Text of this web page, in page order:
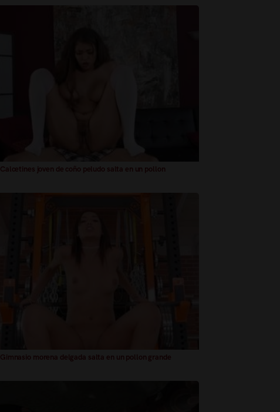
Calcetines joven de coño peludo salta en un pollon
Gimnasio morena delgada salta en un pollon grande